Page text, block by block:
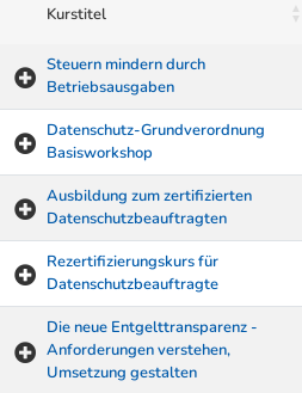
Kurstitel
Steuern mindern durch
Betriebsausgaben
Datenschutz-Grundverordnung
Basisworkshop
Ausbildung zum zertifizierten
Datenschutzbeauftragten
Rezertifizierungskurs für
Datenschutzbeauftragte
Die neue Entgelttransparenz -
Anforderungen verstehen,
Umsetzung gestalten